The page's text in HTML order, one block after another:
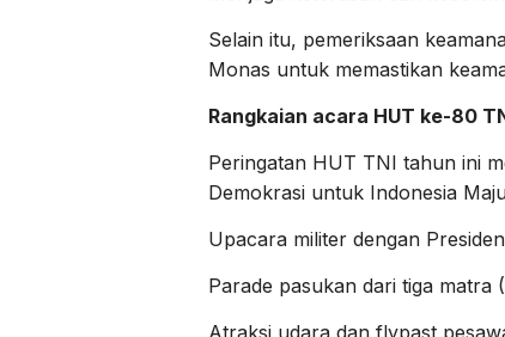
Selain itu, pemeriksaan
Monas untuk memastikan
Rangkaian acara HUT ke-80
Peringatan HUT TNI tahun ini
Demokrasi untuk Indonesia
Upacara militer dengan
Parade pasukan dari tiga matra